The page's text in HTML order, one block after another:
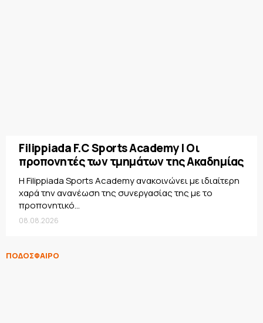
Filippiada F.C Sports Academy | Οι
προπονητές των τμημάτων της Ακαδημίας
Η Filippiada Sports Academy ανακοινώνει με ιδιαίτερη
χαρά την ανανέωση της συνεργασίας της με το
προπονητικό...
08.08.2026
ΠΟΔΟΣΦΑΙΡΟ